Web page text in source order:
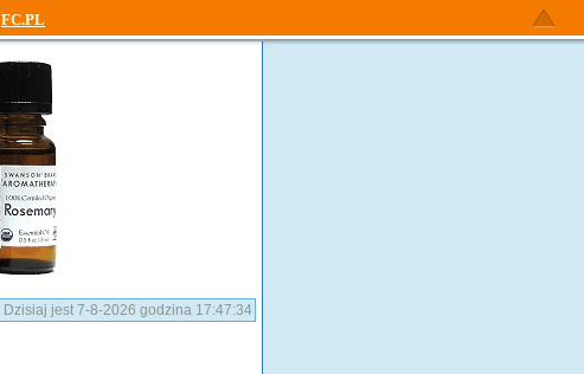
FC.PL
Dzisiaj jest 7-8-2026 godzina 17:47:34